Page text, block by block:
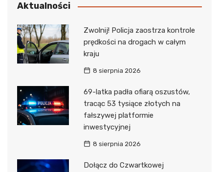
Aktualności
Zwolnij! Policja zaostrza kontrole
prędkości na drogach w całym
kraju
8 sierpnia 2026
69-latka padła ofiarą oszustów,
tracąc 53 tysiące złotych na
fałszywej platformie
inwestycyjnej
8 sierpnia 2026
Dołącz do Czwartkowej